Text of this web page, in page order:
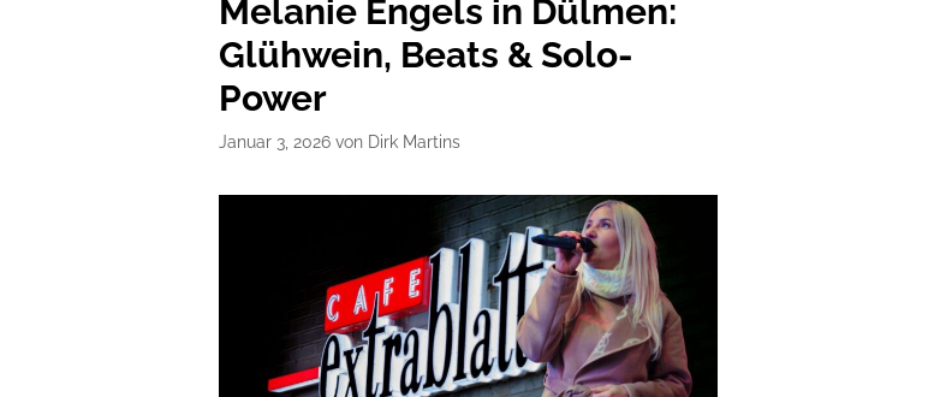
Melanie Engels in Dülmen:
Glühwein, Beats & Solo-
Power
Januar 3, 2026 von Dirk Martins